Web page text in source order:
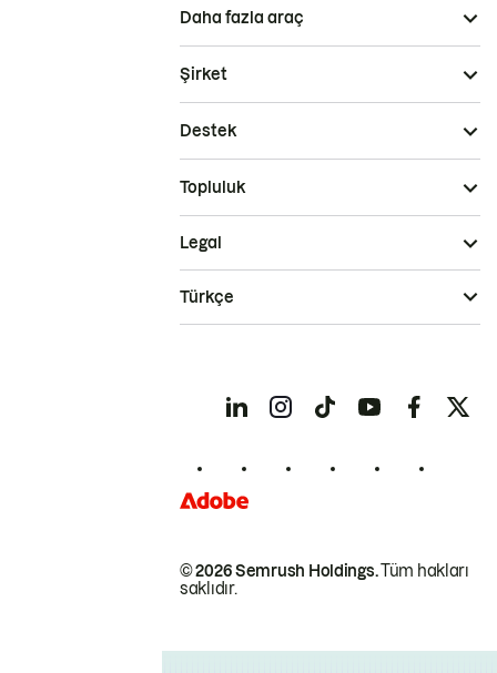
Daha fazla araç
Şirket
Destek
Topluluk
© 2026 Semrush Holdings.Tüm hakları
saklıdır.
Legal
Türkçe